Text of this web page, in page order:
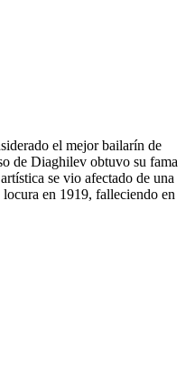
el mejor bailarín de
de Diaghilev obtuvo su fama
se vio afectado de una
en 1919, falleciendo en